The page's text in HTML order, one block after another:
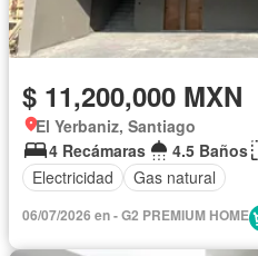
$ 11,200,000 MXN
El Yerbaniz, Santiago
4 Recámaras
4.5 Baños
Electricidad
Gas natural
06/07/2026 en - G2 PREMIUM HOME